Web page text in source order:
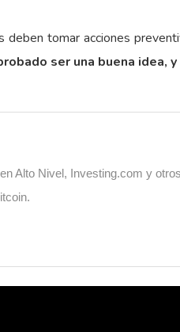
tomar acciones
ser una buena idea,
Alto Nivel, Investing.com y